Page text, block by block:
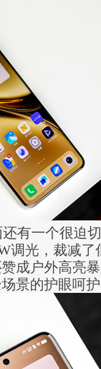
有一个很迫
调光，裁减
成户外高亮
景的护眼呵